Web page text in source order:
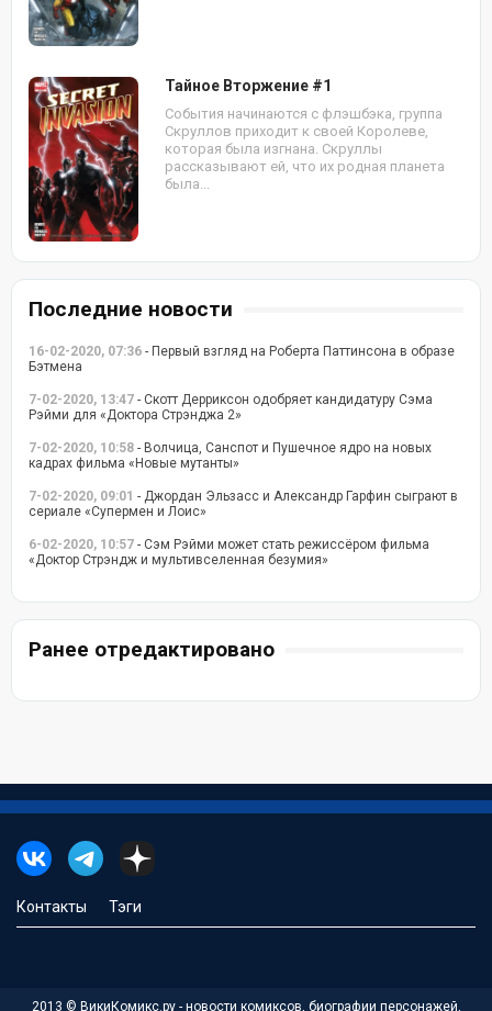
Тайное Вторжение #1
События начинаются с флэшбэка, группа
Скруллов приходит к своей Королеве,
которая была изгнана. Скруллы
рассказывают ей, что их родная планета
была...
Последние новости
16-02-2020, 07:36 - Первый взгляд на Роберта Паттинсона в образе
Бэтмена
7-02-2020, 13:47 - Скотт Дерриксон одобряет кандидатуру Сэма
Рэйми для «Доктора Стрэнджа 2»
7-02-2020, 10:58 - Волчица, Санспот и Пушечное ядро на новых
кадрах фильма «Новые мутанты»
7-02-2020, 09:01 - Джордан Эльзасс и Александр Гарфин сыграют в
сериале «Супермен и Лоис»
6-02-2020, 10:57 - Сэм Рэйми может стать режиссёром фильма
«Доктор Стрэндж и мультивселенная безумия»
Ранее отредактировано
Контакты Тэги
2013 © ВикиКомикс.ру - новости комиксов, биографии персонажей,